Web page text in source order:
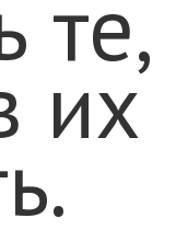
те,
их